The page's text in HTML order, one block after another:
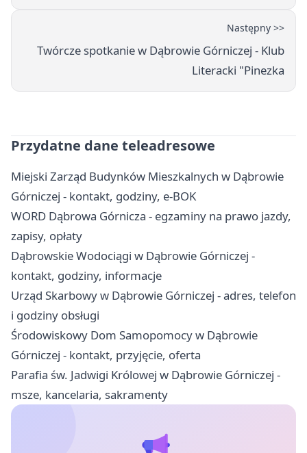
Następny >>
Twórcze spotkanie w Dąbrowie Górniczej - Klub
Literacki "Pinezka
Przydatne dane teleadresowe
Miejski Zarząd Budynków Mieszkalnych w Dąbrowie
Górniczej - kontakt, godziny, e-BOK
WORD Dąbrowa Górnicza - egzaminy na prawo jazdy,
zapisy, opłaty
Dąbrowskie Wodociągi w Dąbrowie Górniczej -
kontakt, godziny, informacje
Urząd Skarbowy w Dąbrowie Górniczej - adres, telefon
i godziny obsługi
Środowiskowy Dom Samopomocy w Dąbrowie
Górniczej - kontakt, przyjęcie, oferta
Parafia św. Jadwigi Królowej w Dąbrowie Górniczej -
msze, kancelaria, sakramenty